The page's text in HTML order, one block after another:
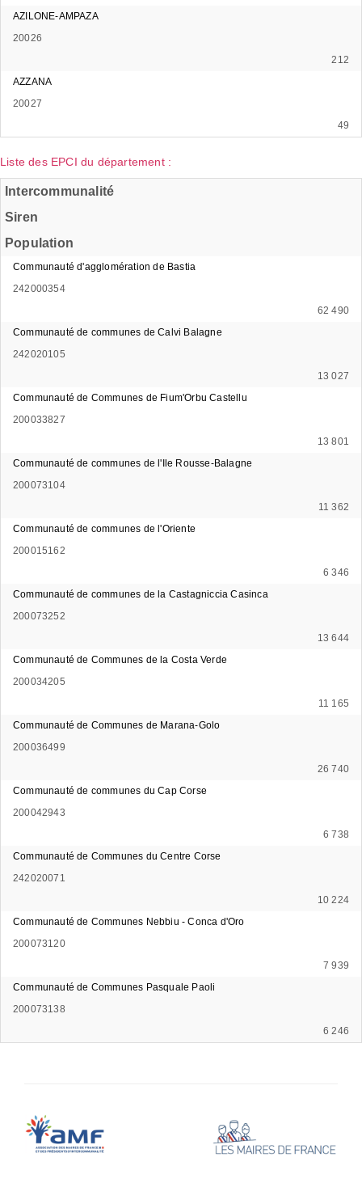
AZILONE-AMPAZA
20026
212
AZZANA
20027
49
Liste des EPCI du département :
Intercommunalité
Siren
Population
Communauté d'agglomération de Bastia
242000354
62 490
Communauté de communes de Calvi Balagne
242020105
13 027
Communauté de Communes de Fium'Orbu Castellu
200033827
13 801
Communauté de communes de l'Ile Rousse-Balagne
200073104
11 362
Communauté de communes de l'Oriente
200015162
6 346
Communauté de communes de la Castagniccia Casinca
200073252
13 644
Communauté de Communes de la Costa Verde
200034205
11 165
Communauté de Communes de Marana-Golo
200036499
26 740
Communauté de communes du Cap Corse
200042943
6 738
Communauté de Communes du Centre Corse
242020071
10 224
Communauté de Communes Nebbiu - Conca d'Oro
200073120
7 939
Communauté de Communes Pasquale Paoli
200073138
6 246